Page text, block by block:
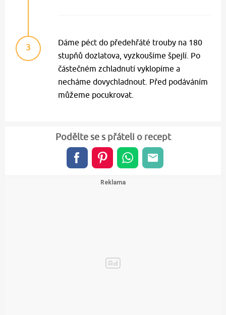
3
Dáme péct do předehřáté trouby na 180
stupňů dozlatova, vyzkoušíme špejlí. Po
částečném zchladnutí vyklopíme a
necháme dovychladnout. Před podáváním
můžeme pocukrovat.
Podělte se s přáteli o recept